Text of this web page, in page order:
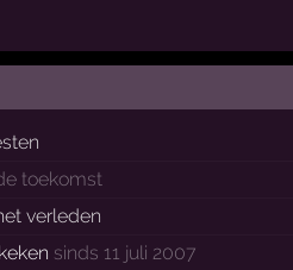
toekomst
verleden
sinds 11 juli 2007